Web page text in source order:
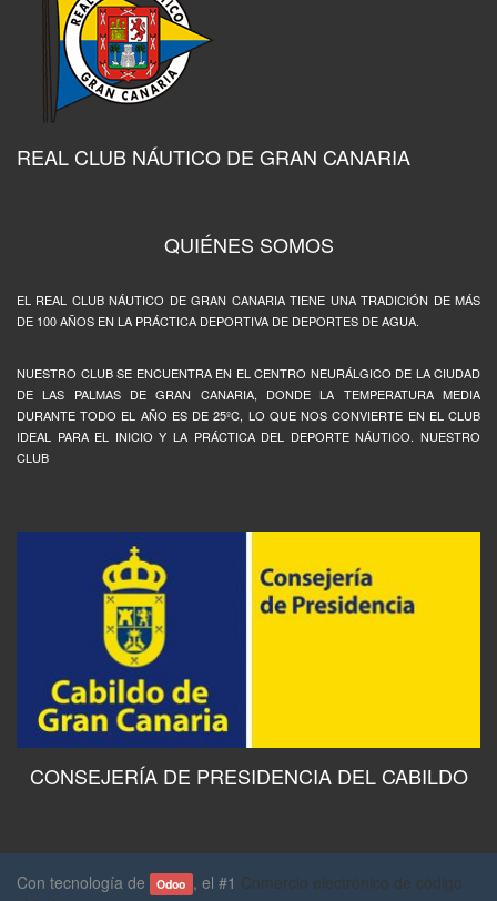
REAL CLUB NÁUTICO DE GRAN CANARIA
QUIÉNES SOMOS
EL REAL CLUB NÁUTICO DE GRAN CANARIA TIENE UNA TRADICIÓN DE MÁS
DE 100 AÑOS EN LA PRÁCTICA DEPORTIVA DE DEPORTES DE AGUA.
NUESTRO CLUB SE ENCUENTRA EN EL CENTRO NEURÁLGICO DE LA CIUDAD
DE LAS PALMAS DE GRAN CANARIA, DONDE LA TEMPERATURA MEDIA
DURANTE TODO EL AÑO ES DE 25ºC, LO QUE NOS CONVIERTE EN EL CLUB
IDEAL PARA EL INICIO Y LA PRÁCTICA DEL DEPORTE NÁUTICO. NUESTRO
CLUB
CONSEJERÍA DE PRESIDENCIA DEL CABILDO
Con tecnología de Odoo , el #1 Comercio electrónico de código